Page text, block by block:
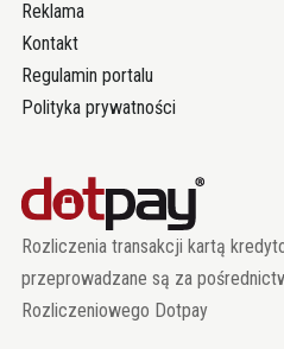
Reklama
Kontakt
Regulamin portalu
Polityka prywatności
Rozliczenia transakcji kartą
przeprowadzane są za
Rozliczeniowego Dotpay